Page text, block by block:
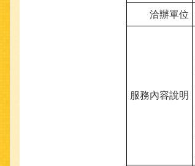
洽辦單位
服務內容說明